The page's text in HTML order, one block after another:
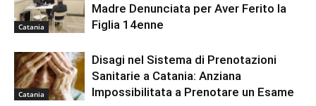
Catania
Madre Denunciata per Aver Ferito la
Figlia 14enne
Catania
Disagi nel Sistema di Prenotazioni
Sanitarie a Catania: Anziana
Impossibilitata a Prenotare un Esame